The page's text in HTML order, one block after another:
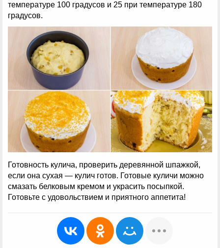
температуре 100 градусов и 25 при температуре 180
градусов.
Готовность кулича, проверить деревянной шпажкой,
если она сухая — кулич готов. Готовые куличи можно
смазать белковым кремом и украсить посыпкой.
Готовьте с удовольствием и приятного аппетита!